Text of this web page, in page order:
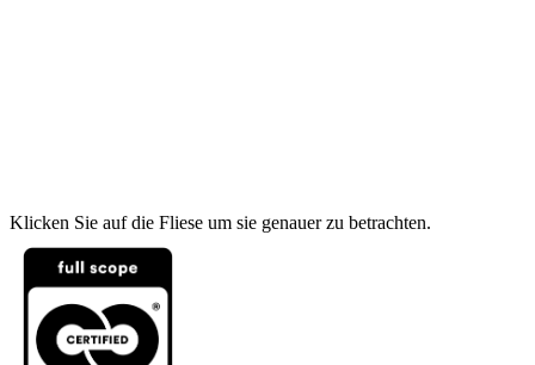
Klicken Sie auf die Fliese um sie genauer zu betrachten.